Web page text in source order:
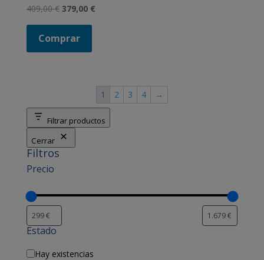
409,00€ El
original
379,00 €El
Comprar
1 2 3 4 →
Filtrar productos
Cerrar
Filtros
Precio
Estado
Disponibilidad
Hay existencias